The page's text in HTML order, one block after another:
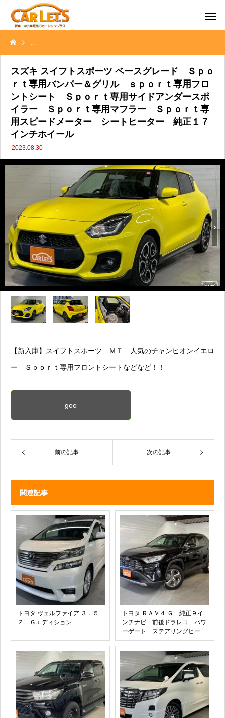
スズキ スイフトスポーツ ベースグレード Ｓｐｏｒｔ専用バンパー
スズキ スイフトスポーツ ベースグレード Ｓｐｏ
ｒｔ専用バンパー＆グリル ｓｐｏｒｔ専用フロ
ントシート Ｓｐｏｒｔ専用サイドアンダースポ
イラー Ｓｐｏｒｔ専用マフラー Ｓｐｏｒｔ専
用スピードメーター シートヒーター 純正１７
インチホイール
2023.08.30
【新入庫】スイフトスポーツ ＭＴ 人気のチャンピオンイエロ
ー Ｓｐｏｒｔ専用フロントシートなどなど！！
goo
前の記事 次の記事
関連記事
トヨタ ヴェルファイア ３．５
Ｚ Ｇエディション
トヨタ ＲＡＶ４ Ｇ 純正９イ
ンチナビ 前後ドラレコ パワ
ーゲート ステアリングヒータ
ー シートヒーター ＵＳＢソ
ケット パワーシート オート
ハイビーム 純正１８インチア
ルミホイール 革シート 電動
パーキング